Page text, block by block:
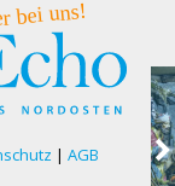
| AGB